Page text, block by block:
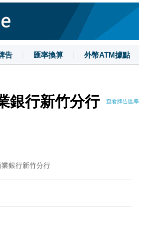
告 匯率換算 外幣ATM據點
巧
銀行新竹分行 查看牌告匯率
銀行新竹分行